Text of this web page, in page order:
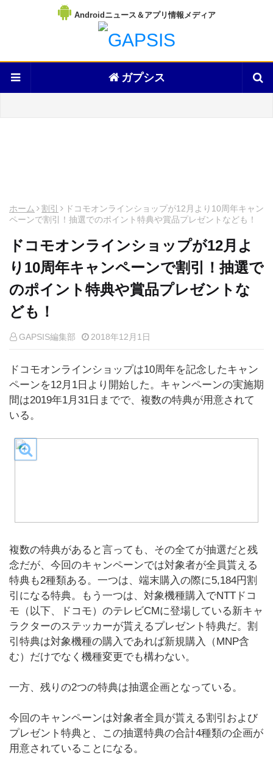
Androidニュース＆アプリ情報メディア
ガプシス
ホーム 割引
ドコモオンラインショップが12月より10周年キャン
ペーンで割引！抽選でのポイント特典や賞品プレゼントなども！
ドコモオンラインショップが12月よ
り10周年キャンペーンで割引！抽選で
のポイント特典や賞品プレゼントな
ども！
GAPSIS編集部 2018年12月1日
ドコモオンラインショップは10周年を記念したキャン
ペーンを12月1日より開始した。キャンペーンの実施期
間は2019年1月31日までで、複数の特典が用意されて
いる。
複数の特典があると言っても、その全てが抽選だと残
念だが、今回のキャンペーンでは対象者が全員貰える
特典も2種類ある。一つは、端末購入の際に5,184円割
引になる特典。もう一つは、対象機種購入でNTTドコ
モ（以下、ドコモ）のテレビCMに登場している新キャ
ラクターのステッカーが貰えるプレゼント特典だ。割
引特典は対象機種の購入であれば新規購入（MNP含
む）だけでなく機種変更でも構わない。
一方、残りの2つの特典は抽選企画となっている。
今回のキャンペーンは対象者全員が貰える割引および
プレゼント特典と、この抽選特典の合計4種類の企画が
用意されていることになる。